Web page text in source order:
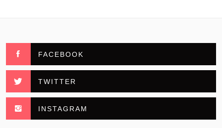
FACEBOOK
TWITTER
INSTAGRAM